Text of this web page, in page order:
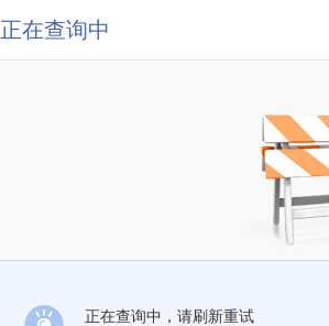
正在查询中
正在查询中，请刷新重试